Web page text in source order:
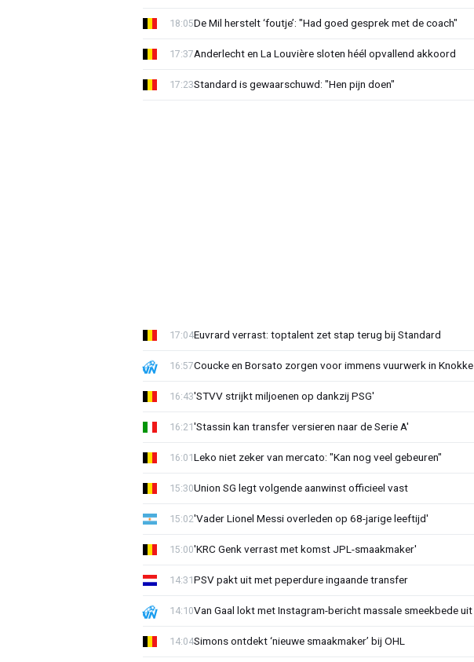
De Mil herstelt ‘foutje’: "Had goed gesprek met de coach"
18:05
Anderlecht en La Louvière sloten héél opvallend akkoord
17:37
Standard is gewaarschuwd: "Hen pijn doen"
17:23
Euvrard verrast: toptalent zet stap terug bij Standard
17:04
Coucke en Borsato zorgen voor immens vuurwerk in Knokke
16:57
'STVV strijkt miljoenen op dankzij PSG'
16:43
'Stassin kan transfer versieren naar de Serie A'
16:21
Leko niet zeker van mercato: "Kan nog veel gebeuren"
16:01
Union SG legt volgende aanwinst officieel vast
15:30
'Vader Lionel Messi overleden op 68-jarige leeftijd'
15:02
'KRC Genk verrast met komst JPL-smaakmaker'
15:00
PSV pakt uit met peperdure ingaande transfer
14:31
Van Gaal lokt met Instagram-bericht massale smeekbede uit
14:10
Simons ontdekt ‘nieuwe smaakmaker’ bij OHL
14:04